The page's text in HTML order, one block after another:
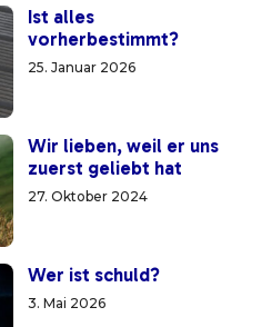
Ist alles
vorherbestimmt?
25. Januar 2026
Wir lieben, weil er uns
zuerst geliebt hat
27. Oktober 2024
Wer ist schuld?
3. Mai 2026